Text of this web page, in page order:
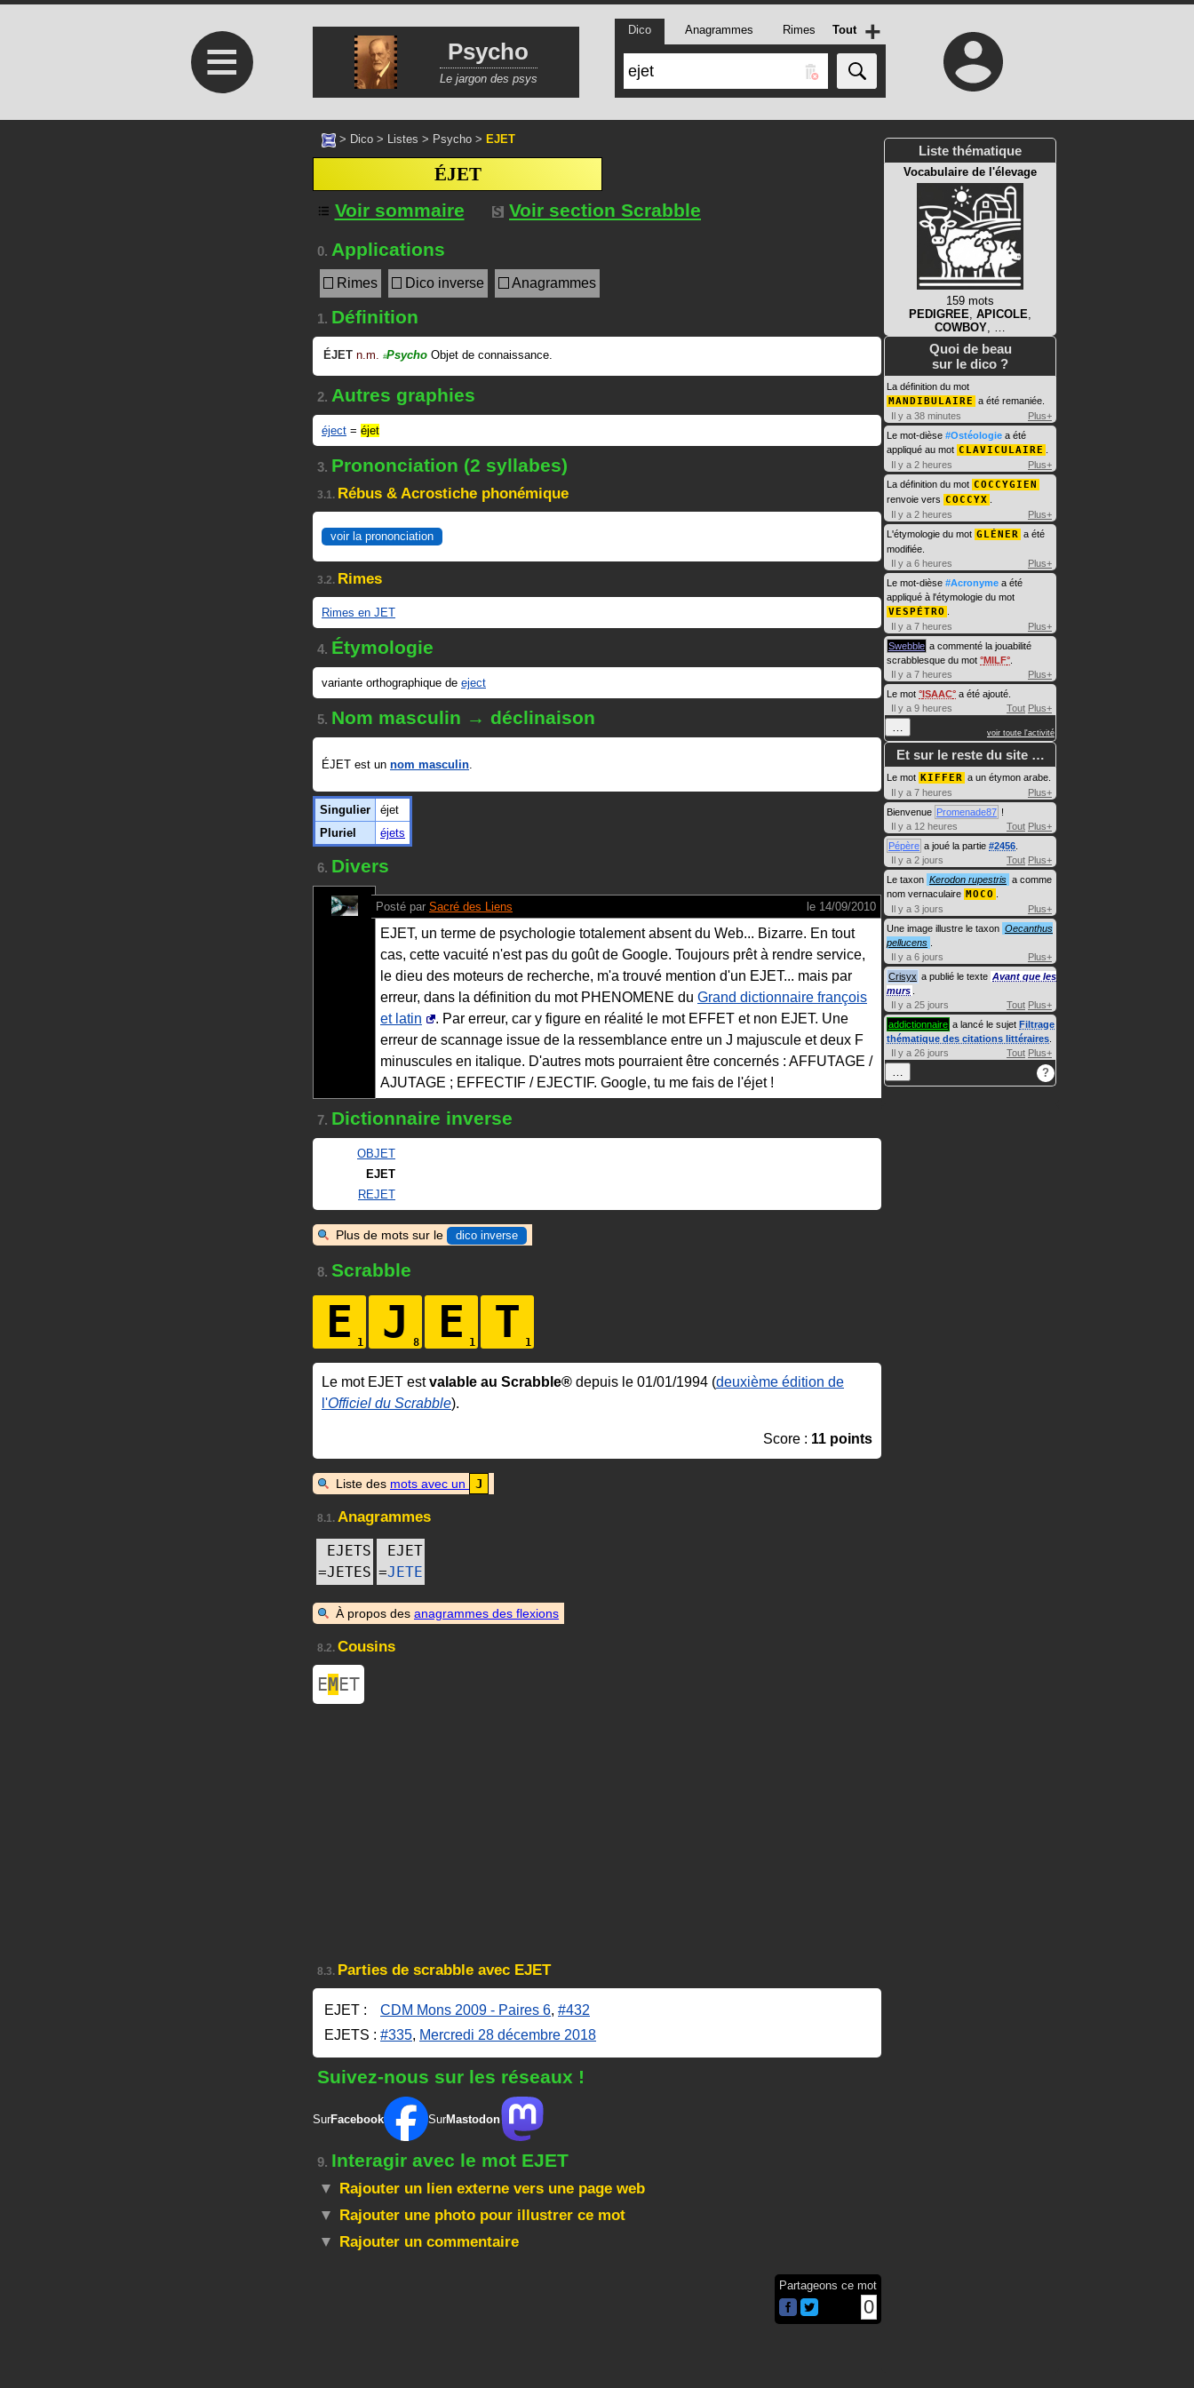
≡ Psycho
Le jargon des psys
Dico Anagrammes Rimes Tout +
> Dico > Listes > Psycho > EJET
ÉJET
Voir sommaire
Voir section Scrabble
0. Applications
Rimes Dico inverse Anagrammes
1. Définition
ÉJET n.m. #Psycho Objet de connaissance.
2. Autres graphies
éject = éjet
3. Prononciation (2 syllabes)
3.1. Rébus & Acrostiche phonémique
voir la prononciation
3.2. Rimes
Rimes en JET
4. Étymologie
variante orthographique de eject
5. Nom masculin → déclinaison
ÉJET est un nom masculin.
Singulier
éjet
Pluriel
éjets
6. Divers
Posté par Sacré des Liens le 14/09/2010
EJET, un terme de psychologie totalement absent du Web... Bizarre. En tout
cas, cette vacuité n'est pas du goût de Google. Toujours prêt à rendre service,
le dieu des moteurs de recherche, m'a trouvé mention d'un EJET... mais par
erreur, dans la définition du mot PHENOMENE du Grand dictionnaire françois
et latin
. Par erreur, car y figure en réalité le mot EFFET et non EJET. Une
erreur de scannage issue de la ressemblance entre un J majuscule et deux F
minuscules en italique. D'autres mots pourraient être concernés : AFFUTAGE /
AJUTAGE ; EFFECTIF / EJECTIF. Google, tu me fais de l'éjet !
7. Dictionnaire inverse
OBJET
EJET
REJET
Plus de mots sur le dico inverse
8. Scrabble
E J E T
Le mot EJET estvalable au Scrabble® depuis le 01/01/1994 (deuxième édition de
l'Officiel du Scrabble).
Score : 11 points
Liste des mots avec un J
8.1. Anagrammes
EJETS
=JETES
EJET
=JETE
À propos des anagrammes des flexions
8.2. Cousins
EMET
8.3. Parties de scrabble avec EJET
EJET : CDM Mons 2009 - Paires 6, #432
EJETS : #335, Mercredi 28 décembre 2018
Suivez-nous sur les réseaux !
SurFacebook SurMastodon
9. Interagir avec le mot EJET
Rajouter un lien externe vers une page web
Rajouter une photo pour illustrer ce mot
Rajouter un commentaire
Partageons ce mot
0
Liste thématique
Vocabulaire de l'élevage
159 mots
PEDIGREE, APICOLE,
COWBOY, …
Quoi de beau
sur le dico ?
La définition du mot
MANDIBULAIRE a été remaniée.
Il y a 38 minutes
Plus+
Le mot-dièse #Ostéologie a été
appliqué au mot CLAVICULAIRE
Il y a 2 heures
Plus+
La définition du mot COCCYGIEN
renvoie vers COCCYX
Il y a 2 heures
Plus+
L'étymologie du mot GLÉNER a été
modifiée.
Il y a 6 heures
Plus+
Le mot-dièse #Acronyme a été
appliqué à l'étymologie du mot
VESPÉTRO
Il y a 7 heures
Plus+
Swebble a commenté la jouabilité
scrabblesque du mot MILF
Il y a 7 heures
Plus+
Le mot ISAAC a été ajouté.
Il y a 9 heures
Tout Plus+
… voir toute l'activité
Et sur le reste du site …
Le mot KIFFER a un étymon arabe.
Il y a 7 heures
Plus+
Bienvenue Promenade87 !
Il y a 12 heures
Tout Plus+
Pépère a joué la partie #2456
Il y a 2 jours
Tout Plus+
Le taxon Kerodon rupestris a comme
nom vernaculaire MOCO
Il y a 3 jours
Plus+
Une image illustre le taxon Oecanthus
pellucens
Il y a 6 jours
Plus+
Crisyx a publié le texte Avant que les
murs
Il y a 25 jours
Tout Plus+
addictionnaire a lancé le sujet Filtrage
thématique des citations littéraires
Il y a 26 jours
Tout Plus+
… ?